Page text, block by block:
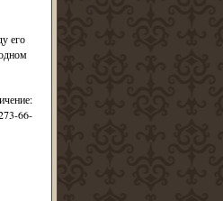
его
66-